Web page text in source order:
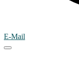
E-Mail